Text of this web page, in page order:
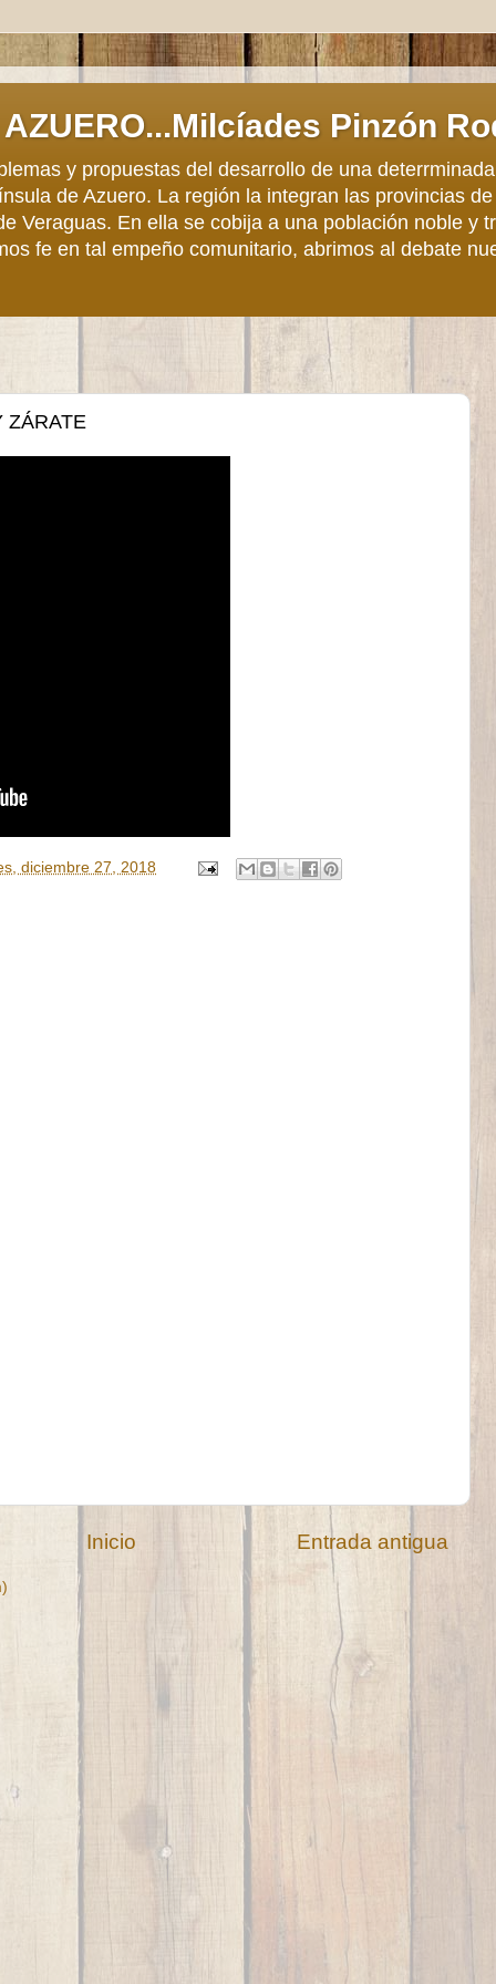
AZUERO...Milcíades Pinzón
y propuestas del desarrollo de una
de Azuero. La región la integran las provincias
Veraguas. En ella se cobija a una población noble y
fe en tal empeño comunitario, abrimos al debate
ZÁRATE
diciembre 27, 2018
Entrada antigua
Inicio